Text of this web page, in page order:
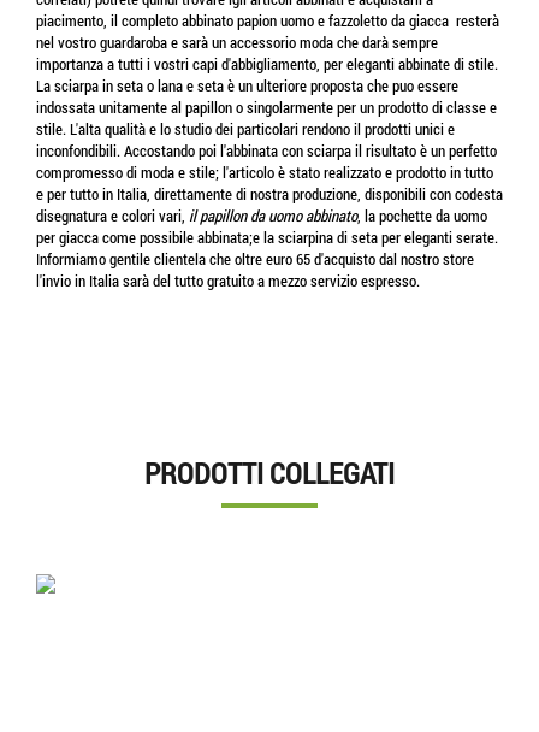
piacimento, il completo abbinato papion uomo e fazzoletto da giacca resterà
nel vostro guardaroba e sarà un accessorio moda che darà sempre
importanza a tutti i vostri capi d'abbigliamento, per eleganti abbinate di stile.
La sciarpa in seta o lana e seta è un ulteriore proposta che puo essere
indossata unitamente al papillon o singolarmente per un prodotto di classe e
stile. L'alta qualità e lo studio dei particolari rendono il prodotti unici e
inconfondibili. Accostando poi l'abbinata con sciarpa il risultato è un perfetto
compromesso di moda e stile; l'articolo è stato realizzato e prodotto in tutto
e per tutto in Italia, direttamente di nostra produzione, disponibili con codesta
disegnatura e colori vari, il papillon da uomo abbinato, la pochette da uomo
per giacca come possibile abbinata;e la sciarpina di seta per eleganti serate.
Informiamo gentile clientela che oltre euro 65 d'acquisto dal nostro store
l'invio in Italia sarà del tutto gratuito a mezzo servizio espresso.
PRODOTTI COLLEGATI